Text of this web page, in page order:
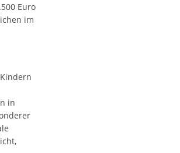
Euro
im
in